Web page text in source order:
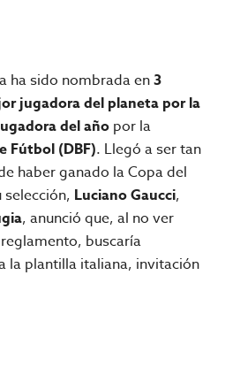
ha sido nombrada en3
jugadora del planeta por la
del año por la
Fútbol (DBF). Llegó a ser tan
haber ganado la Copa del
Luciano Gaucci,
, anunció que, al no ver
buscaría
la plantilla italiana, invitación